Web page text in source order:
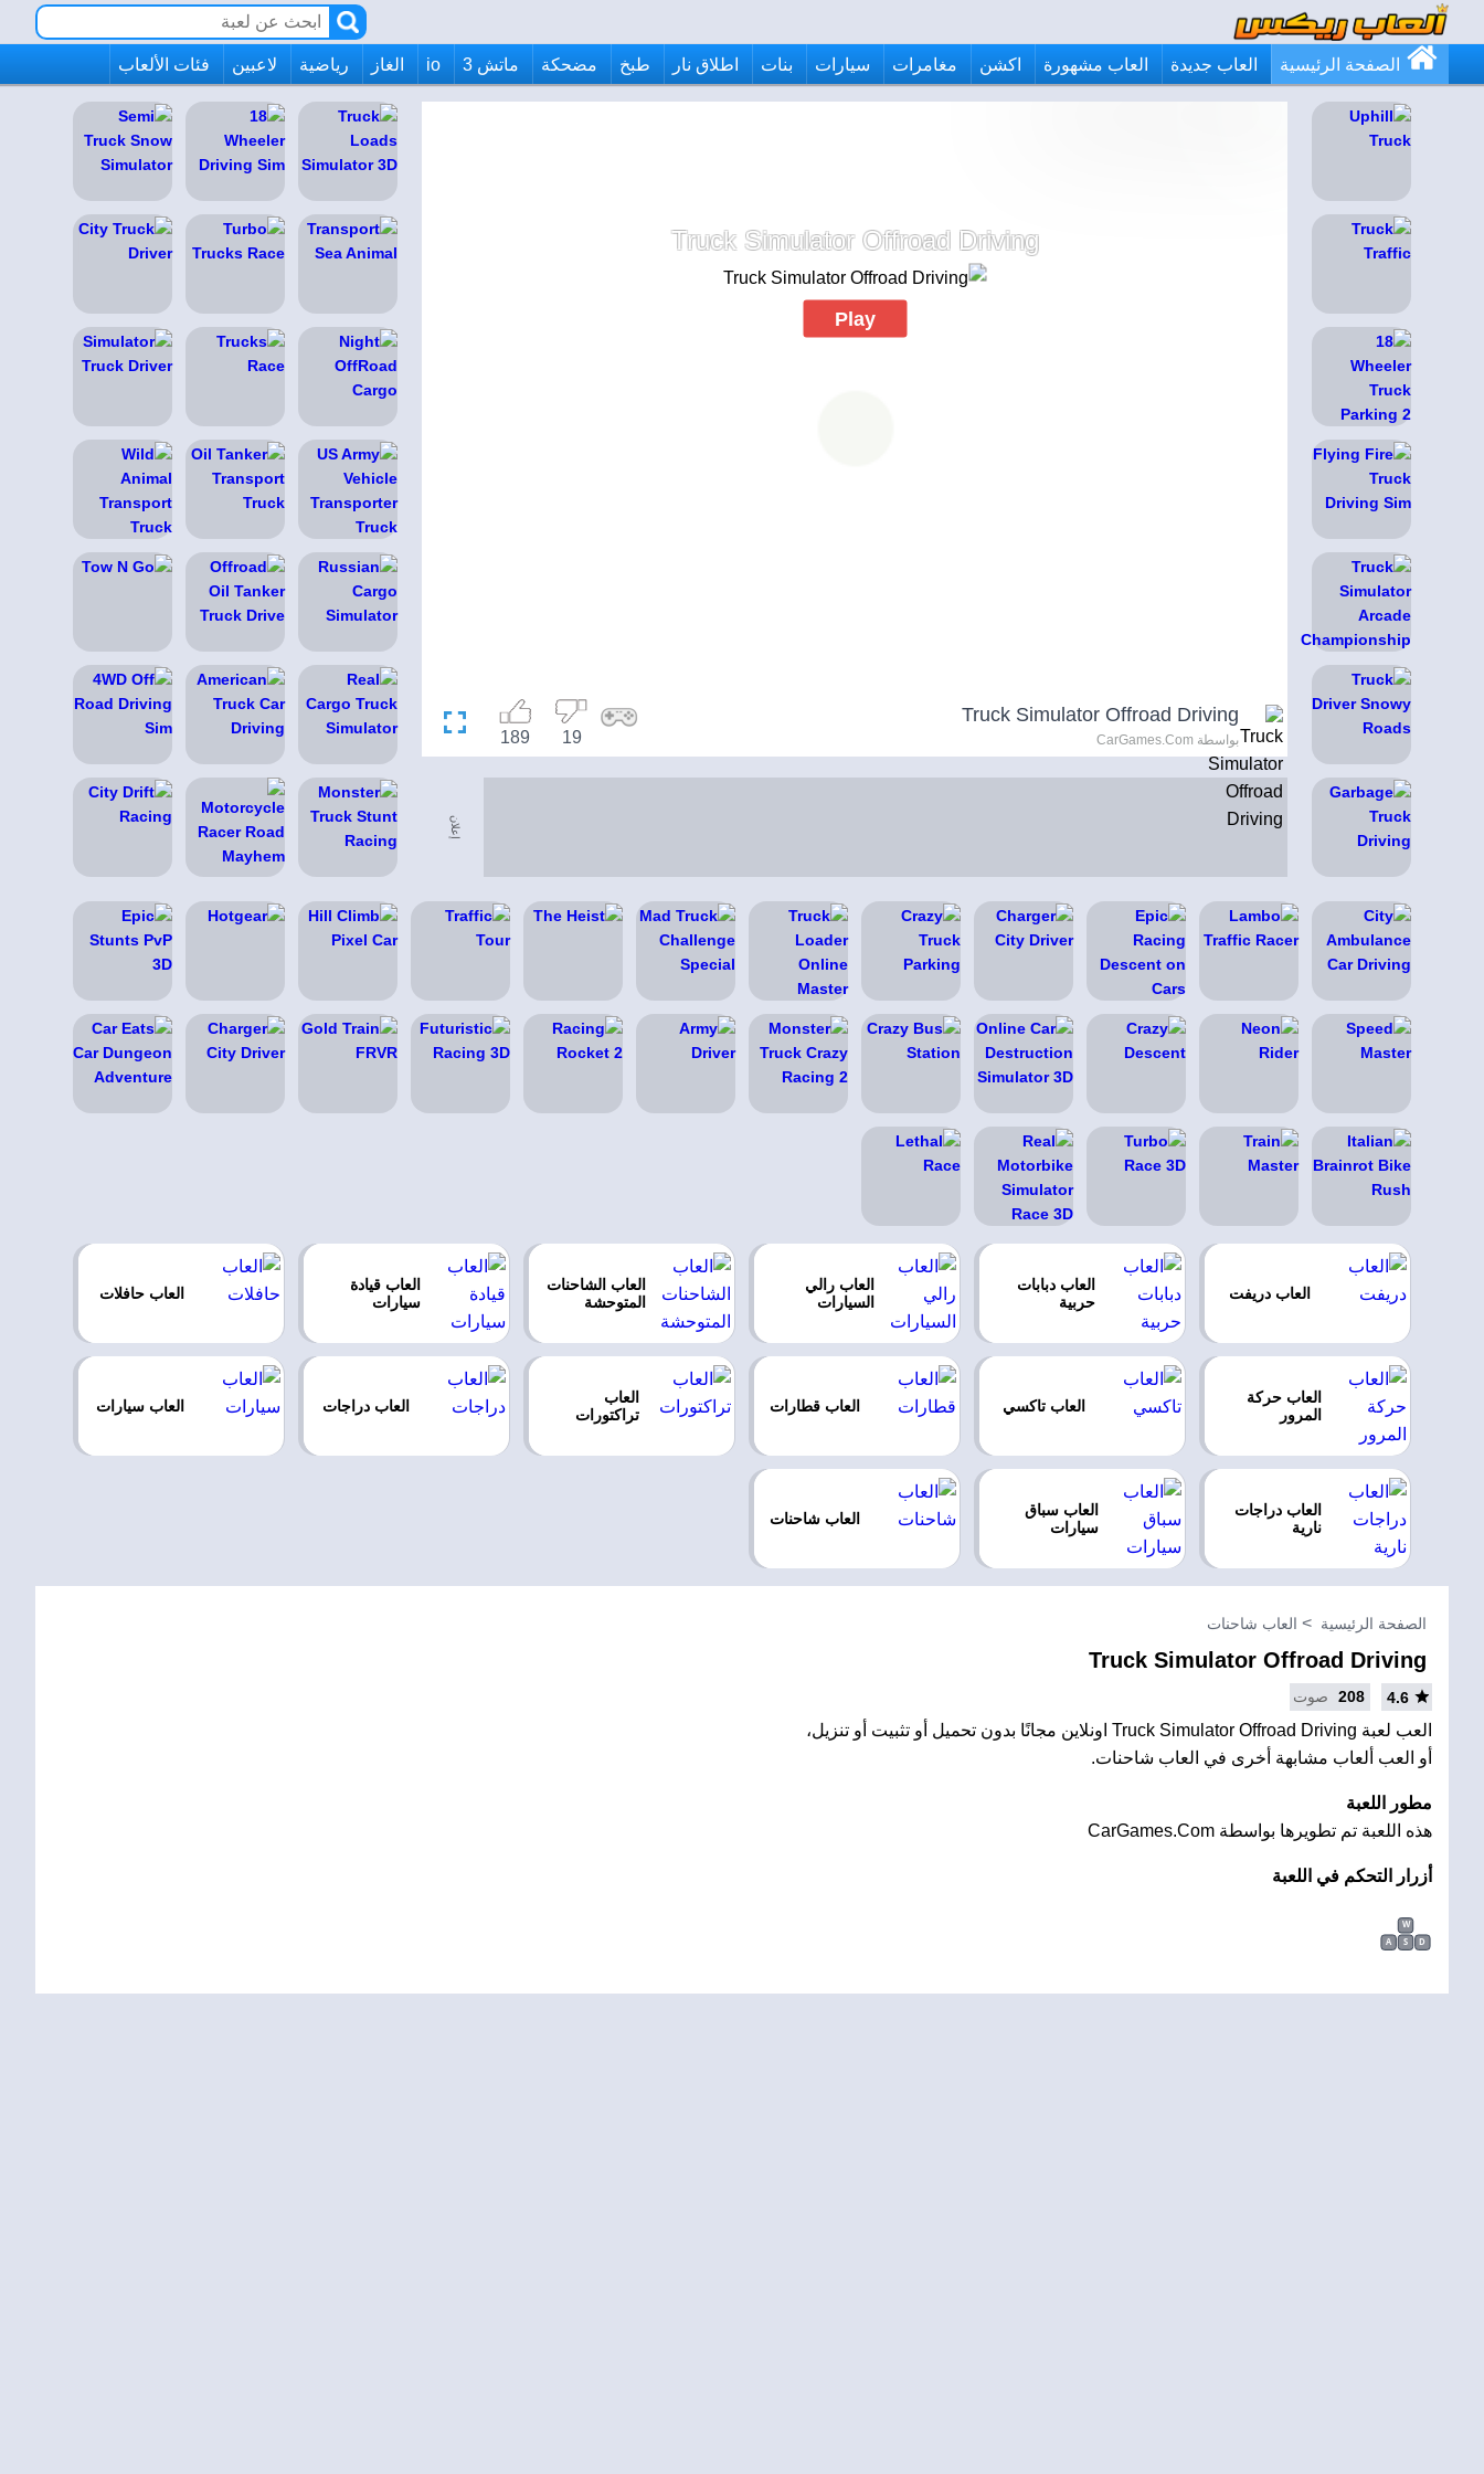
الصفحة الرئيسية العاب جديدة العاب مشهورة اكشن مغامرات سيارات بنات اطلاق نار طبخ مضحكة ماتش 3 io الغاز رياضية لاعبين فئات الألعاب
Truck Simulator Offroad Driving
Play
Truck Simulator Offroad Driving
بواسطة CarGames.Com 19
189
إعلان
العاب دريفت
العاب دبابات
حربية
العاب رالي
السيارات
العاب الشاحنات
المتوحشة
العاب قيادة
سيارات
العاب حافلات
العاب حركة
المرور
العاب تاكسي العاب قطارات
العاب
تراكتورات
العاب دراجات العاب سيارات
العاب دراجات
نارية
العاب سباق
سيارات
العاب شاحنات
الصفحة الرئيسية العاب شاحنات
Truck Simulator Offroad Driving
4.6
208 صوت
العب لعبة Truck Simulator Offroad Driving اونلاين مجانًا بدون تحميل أو تثبيت أو تنزيل،
أو العب ألعاب مشابهة أخرى في العاب شاحنات.
مطور اللعبة
هذه اللعبة تم تطويرها بواسطة CarGames.Com
أزرار التحكم في اللعبة
W
A
S D